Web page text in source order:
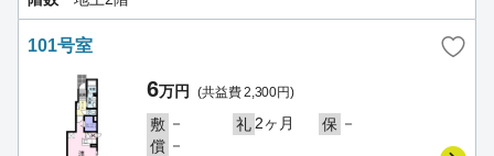
101号室
6万円 (共益費 2,300円)
敷 － 礼 2ヶ月 保 －
償 －